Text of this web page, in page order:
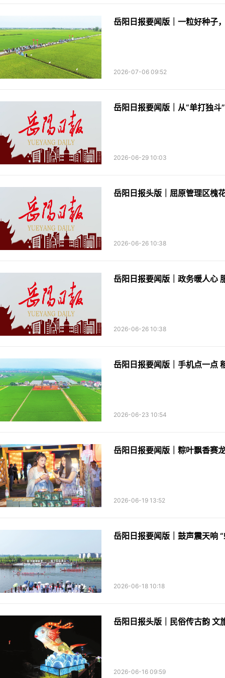
岳阳日报要闻版｜一粒好种子
2026-07-06 09:52
岳阳日报要闻版｜从“单打独斗
2026-06-29 10:03
岳阳日报头版｜屈原管理区槐
2026-06-26 10:38
岳阳日报要闻版｜政务暖人心
2026-06-26 10:38
2026-06-23 10:54
岳阳日报要闻版｜粽叶飘香赛
2026-06-19 13:52
岳阳日报要闻版｜鼓声震天响
2026-06-18 10:18
2026-06-16 09:59